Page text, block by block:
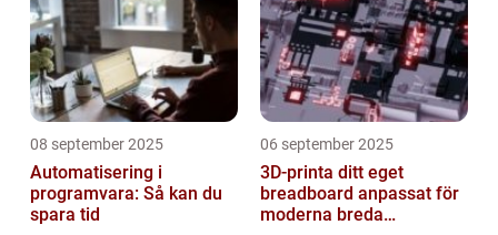
08 september 2025
Automatisering i
programvara: Så kan du
spara tid
06 september 2025
3D-printa ditt eget
breadboard anpassat för
moderna breda